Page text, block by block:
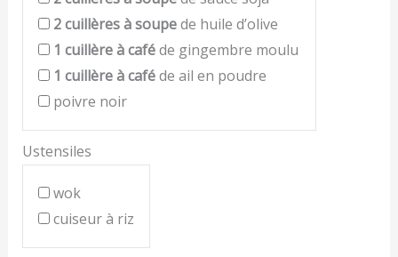
2cuillères à soupede huile d’olive
1 cuillère à caféde gingembre moulu
1 cuillère à caféde ail en poudre
poivre noir
Ustensiles
wok
cuiseur à riz